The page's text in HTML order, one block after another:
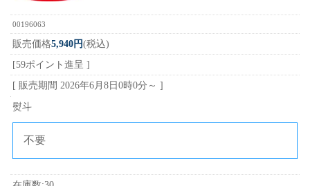
00196063
販売価格5,940円(税込)
[59ポイント進呈 ]
[ 販売期間 2026年6月8日0時0分 ～ ]
熨斗